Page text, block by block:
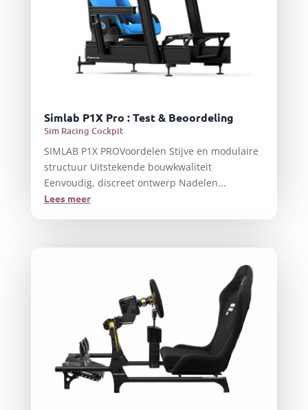
Simlab P1X Pro : Test & Beoordeling
Sim Racing Cockpit
SIMLAB P1X PROVoordelen Stijve en modulaire
structuur Uitstekende bouwkwaliteit
Eenvoudig, discreet ontwerp Nadelen...
Lees meer